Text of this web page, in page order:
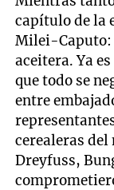
capítulo de la
Milei-Caputo:
aceitera. Ya
que todo se
entre
cerealeras
Dreyfuss,